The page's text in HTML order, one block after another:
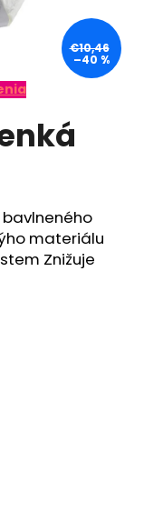
materiálu
Znižuje
€10,46
–40 %